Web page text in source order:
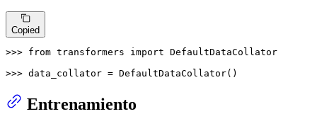
Copied
>>> from transformers import DefaultDataCollator
>>> data_collator = DefaultDataCollator()
Entrenamiento